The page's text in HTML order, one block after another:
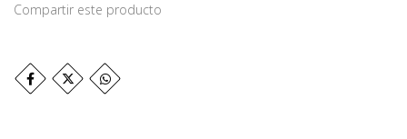
Compartir este producto